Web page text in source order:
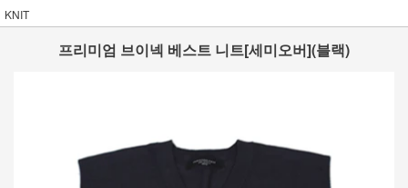
KNIT
프리미엄 브이넥 베스트 니트[세미오버](블랙)